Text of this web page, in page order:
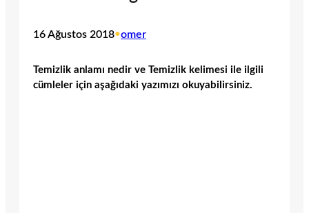
16 Ağustos 2018•omer
Temizlik anlamı nedir ve Temizlik kelimesi ile ilgili
cümleler için aşağıdaki yazımızı okuyabilirsiniz.